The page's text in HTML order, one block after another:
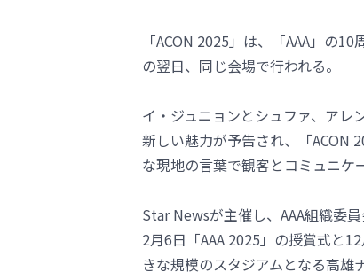
「ACON 2025」は、「AAA」の
の翌日、同じ会場で行われる。
イ・ジュニョンとシュファ、アレ
新しい魅力が予告され、「ACON
な現地の言葉で観客とコミュニケ
Star Newsが主催し、AAA組織委
2月6日「AAA 2025」の授賞式と
きな規模のスタジアムとなる高雄